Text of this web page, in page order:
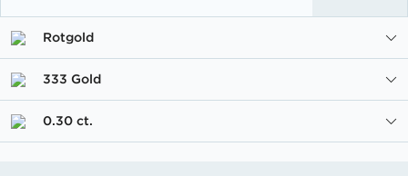
Rotgold
333 Gold
0.30 ct.